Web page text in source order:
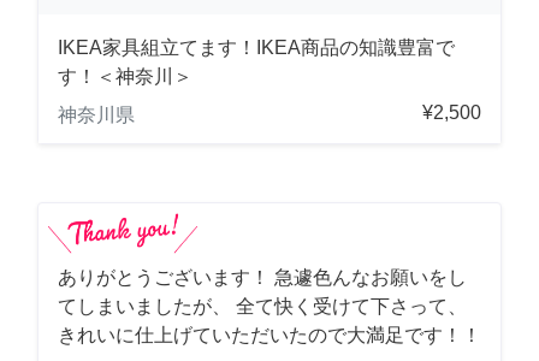
IKEA家具組立てます！IKEA商品の知識豊富で
す！＜神奈川＞
神奈川県
¥2,500
ありがとうございます！ 急遽色んなお願いをし
てしまいましたが、 全て快く受けて下さって、
きれいに仕上げていただいたので大満足です！！